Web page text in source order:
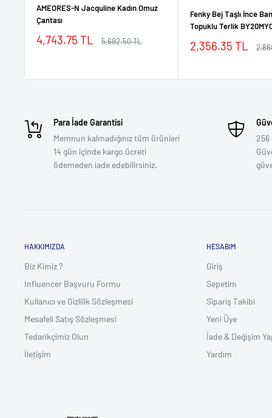
AMEORES-N Jacquline Kadın Omuz
Çantası
İndirimli
4,743.75 TL
Normal
5,692.50 TL
Fenky Bej Taşlı İnce
Topuklu Terlik
İndirimli
2,356.35 TL
Para İade Garantisi
Memnun kalmadığınız tüm ürünleri
14 gün içinde kargo ücreti
ödemeden iade edebilirsiniz.
256
HAKKIMIZDA
Biz Kimiz ?
Influencer Başvuru Formu
Kullanıcı ve Gizlilik Sözleşmesi
Mesafeli Satış Sözleşmesi
Tedarikçimiz Olun
İletişim
HESABIM
Giriş
Sepetim
Sipariş Takibi
Yeni Üye
İade & Değişim
Yardım